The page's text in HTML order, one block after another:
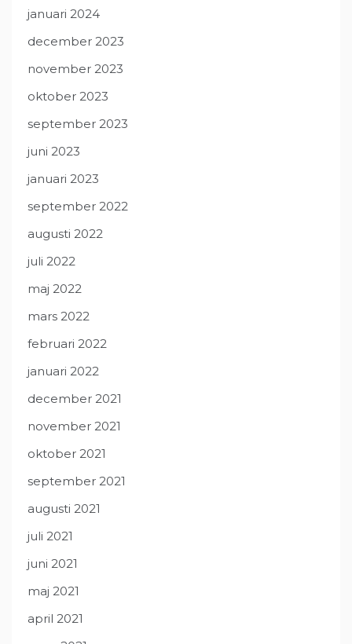
januari 2024
december 2023
november 2023
oktober 2023
september 2023
juni 2023
januari 2023
september 2022
augusti 2022
juli 2022
maj 2022
mars 2022
februari 2022
januari 2022
december 2021
november 2021
oktober 2021
september 2021
augusti 2021
juli 2021
juni 2021
maj 2021
april 2021